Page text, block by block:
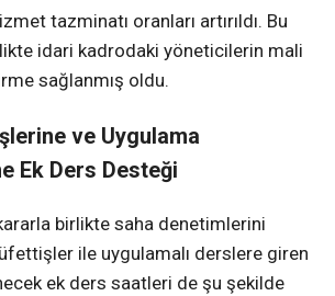
tazminatı oranları artırıldı. Bu
idari kadrodaki yöneticilerin mali
sağlanmış oldu.
ve Uygulama
Ek Ders Desteği
birlikte saha denetimlerini
ile uygulamalı derslere giren
ek ders saatleri de şu şekilde